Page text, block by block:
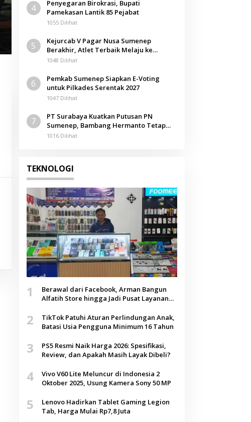
DPRD Sumenep Minta
4
Penyegaran Birokrasi, Bupati
Pamekasan Lantik 85 Pejabat
1055 Dilihat
5
Kejurcab V Pagar Nusa Sumenep
Berakhir, Atlet Terbaik Melaju ke
Kejurwil Jatim
1048 Dilihat
6
Pemkab Sumenep Siapkan E-Voting
untuk Pilkades Serentak 2027
1047 Dilihat
7
PT Surabaya Kuatkan Putusan PN
Sumenep, Bambang Hermanto Tetap
Dinyatakan Pemilik Sah Tanah di
1016 Dilihat
TEKNOLOGI
1
Berawal dari Facebook, Arman Bangun
Alfatih Store hingga Jadi Pusat Layanan
2
TikTok Patuhi Aturan Perlindungan Anak,
Batasi Usia Pengguna Minimum 16 Tahun
3
PS5 Resmi Naik Harga 2026: Spesifikasi,
Review, dan Apakah Masih Layak Dibeli?
4
Vivo V60 Lite Meluncur di Indonesia 2
Oktober 2025, Usung Kamera Sony 50 MP
5
Lenovo Hadirkan Tablet Gaming Legion
Tab, Harga Mulai Rp7,8 Juta